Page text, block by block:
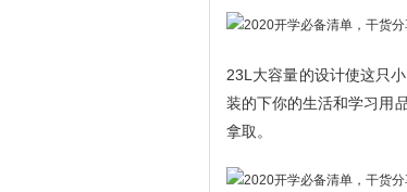
23L大容量的设计使这只
装的下你的生活和学习用
拿取。